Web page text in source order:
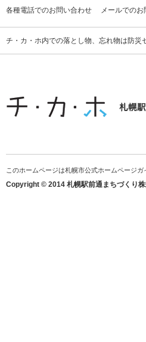
各種電話でのお問い合わせ
メールでの
チ・カ・ホ内での落とし物、忘れ物は防
このホームページは札幌市公式ホームページガ
Copyright © 2014 札幌駅前通まちづくり